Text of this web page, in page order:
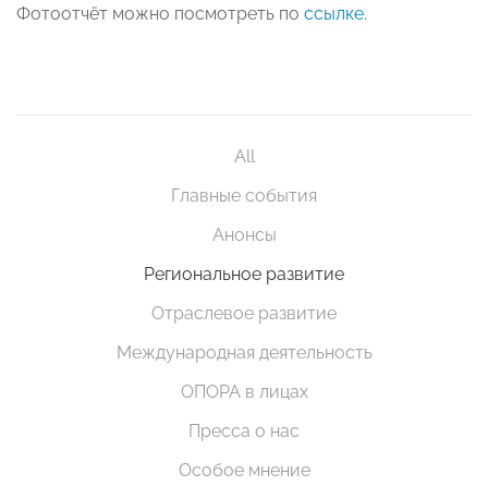
Фотоотчёт можно посмотреть по ссылке.
All
Главные события
Анонсы
Региональное развитие
Отраслевое развитие
Международная деятельность
ОПОРА в лицах
Пресса о нас
Особое мнение